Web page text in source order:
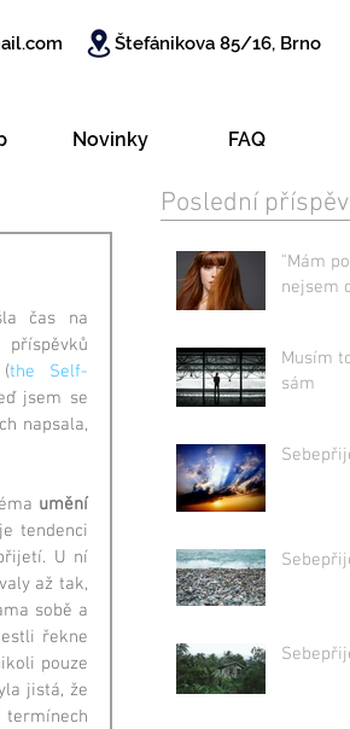
Štefánikova 85/16, Brno
Novinky FAQ
čas na
the Self-
jsem se
napsala,
umění
tendenci
U ní
až tak,
sobě a
řekne
pouze
jistá, že
termínech
Poslední
"Mám
nejsem
Musím
sám